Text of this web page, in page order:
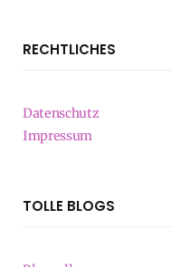
RECHTLICHES
Datenschutz
Impressum
TOLLE BLOGS